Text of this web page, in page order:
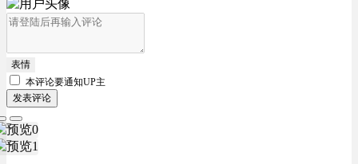
表情
本评论要通知UP主
发表评论